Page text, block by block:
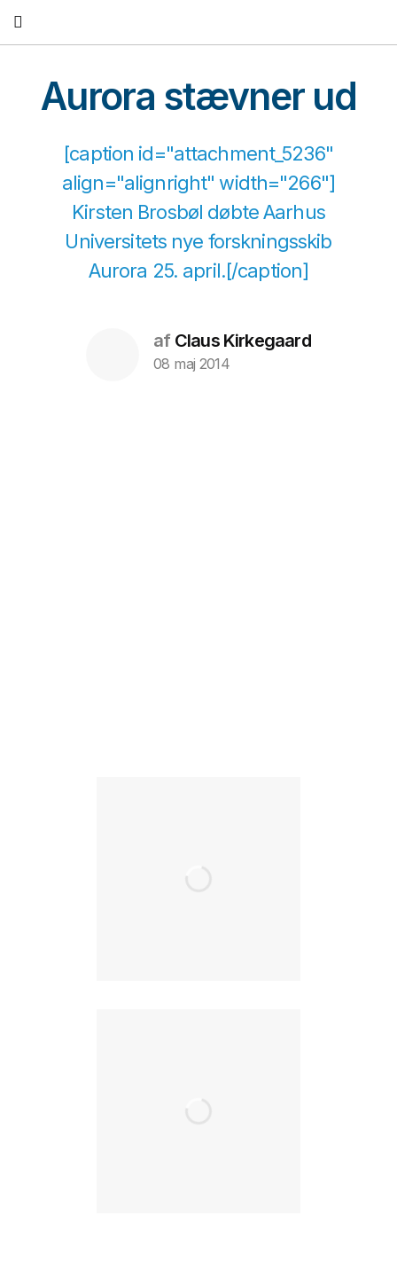
Aurora stævner ud
[caption id="attachment_5236"
align="alignright" width="266"]
Kirsten Brosbøl døbte Aarhus
Universitets nye forskningsskib
Aurora 25. april.[/caption]
afClaus Kirkegaard
08 maj 2014